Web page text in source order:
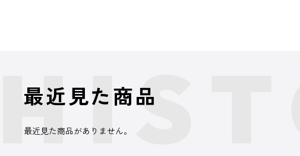
最近見た商品
最近見た商品がありません。